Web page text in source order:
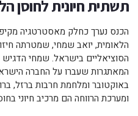
תשתית חיונית לחוסן
הכנס נערך כחלק מאסטרטגיה
הלאומית, יואב שמחי, שמטרתה
הסוציאליים בישראל. שמחי
המאתגרות שעברו על החברה
באוקטובר ומלחמת חרבות ברזל,
ומערכת הרווחה הם מרכיב חיוני